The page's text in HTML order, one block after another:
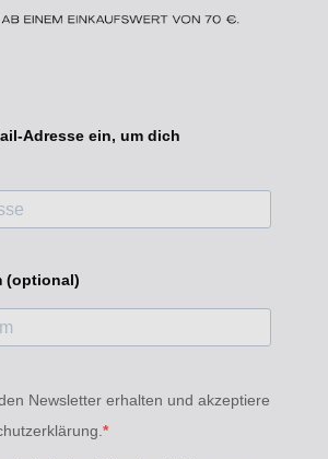
Adresse ein, um dich
(optional)
Newsletter erhalten und akzeptiere